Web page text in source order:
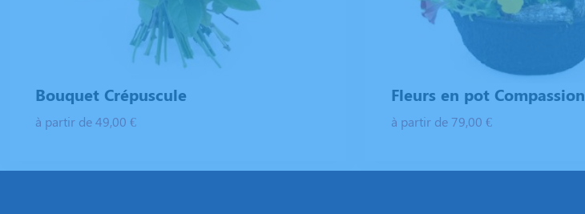
Bouquet Crépuscule
à partir de 49,00 €
Fleurs en pot Compassion
à partir de 79,00 €